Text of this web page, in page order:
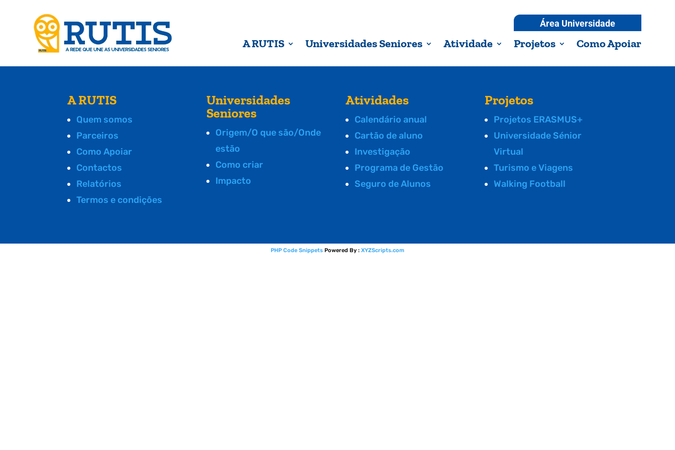
Área Universidade
A RUTIS Universidades Seniores Atividade Projetos Como Apoiar
A RUTIS
Quem somos
Parceiros
Como Apoiar
Contactos
Relatórios
Termos e condições
Universidades
Seniores
Origem/O que são/Onde
estão
Como criar
Impacto
Atividades
Calendário anual
Cartão de aluno
Investigação
Programa de Gestão
Seguro de Alunos
Projetos
Projetos ERASMUS+
Universidade Sénior
Virtual
Turismo e Viagens
Walking Football
PHP Code Snippets Powered By : XYZScripts.com